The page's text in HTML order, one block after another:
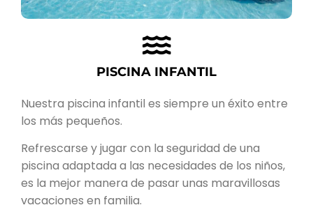
PISCINA INFANTIL
Nuestra piscina infantil es siempre un éxito entre
los más pequeños.
Refrescarse y jugar con la seguridad de una
piscina adaptada a las necesidades de los niños,
es la mejor manera de pasar unas maravillosas
vacaciones en familia.